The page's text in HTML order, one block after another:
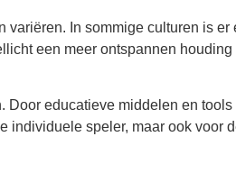
In sommige culturen is er
een meer ontspannen
educatieve middelen en
individuele speler, maar ook voor